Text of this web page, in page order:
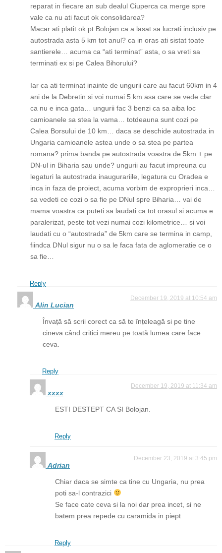
reparat in fiecare an sub dealul Ciuperca ca merge spre
vale ca nu ati facut ok consolidarea?
Macar ati platit ok pt Bolojan ca a lasat sa lucrati inclusiv pe
autostrada asta 5 km tot anul? ca in oras ati sistat toate
santierele… acuma ca “ati terminat” asta, o sa vreti sa
terminati ex si pe Calea Bihorului?
Iar ca ati terminat inainte de ungurii care au facut 60km in 4
ani de la Debretin si voi numai 5 km asa care se vede clar
ca nu e inca gata… ungurii fac 3 benzi ca sa aiba loc
camioanele sa stea la vama… totdeauna sunt cozi pe
Calea Borsului de 10 km… daca se deschide autostrada in
Ungaria camioanele astea unde o sa stea pe partea
romana? prima banda pe autostrada voastra de 5km + pe
DN-ul in Biharia sau unde? ungurii au facut impreuna cu
legaturi la autostrada inaugurariile, legatura cu Oradea e
inca in faza de proiect, acuma vorbim de exproprieri inca…
sa vedeti ce cozi o sa fie pe DNul spre Biharia… vai de
mama voastra ca puteti sa laudati ca tot orasul si acuma e
paralerizat, peste tot vezi numai cozi kilometrice… si voi
laudati cu o “autostrada” de 5km care se termina in camp,
fiindca DNul sigur nu o sa le faca fata de aglomeratie ce o
sa fie…
Reply
Alin Lucian
December 19, 2019 at 10:54 am
Învață să scrii corect ca să te înțeleagă si pe tine
cineva când critici mereu pe toată lumea care face
ceva.
Reply
xxxx
December 19, 2019 at 11:34 am
ESTI DESTEPT CA SI Bolojan.
Reply
Adrian
December 23, 2019 at 3:45 pm
Chiar daca se simte ca tine cu Ungaria, nu prea
poti sa-l contrazici
Se face cate ceva si la noi dar prea incet, si ne
batem prea repede cu caramida in piept
Reply